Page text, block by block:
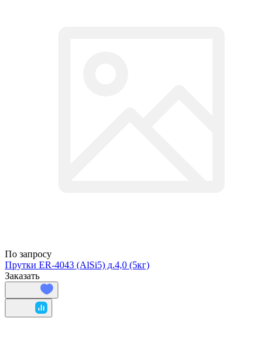
По запросу
Прутки ER-4043 (AlSi5) д.4,0 (5кг)
Заказать